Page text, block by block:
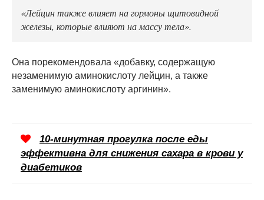
«Лейцин также влияет на гормоны щитовидной
железы, которые влияют на массу тела».
Она порекомендовала «добавку, содержащую
незаменимую аминокислоту лейцин, а также
заменимую аминокислоту аргинин».
10-минутная прогулка после еды
эффективна для снижения сахара в крови у
диабетиков